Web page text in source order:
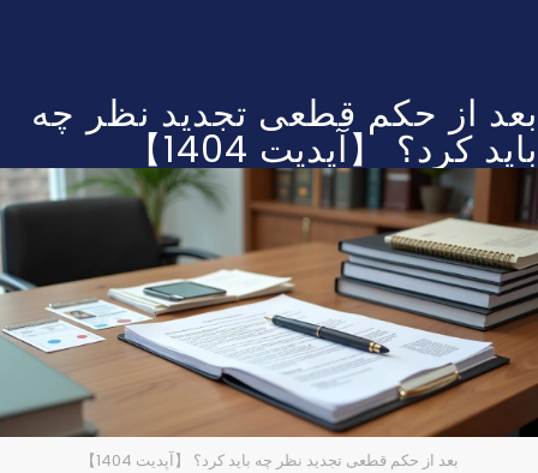
بعد از حکم قطعی تجدید نظر چه
باید کرد؟ 【آپدیت 1404】
بعد از حکم قطعی تجدید نظر چه باید کرد؟ 【آپدیت 1404】